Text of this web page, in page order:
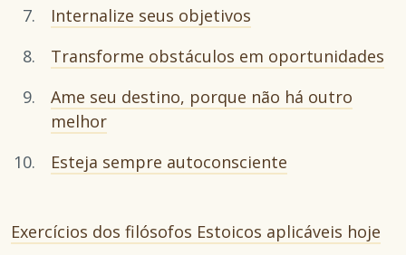
Internalize seus objetivos
Transforme obstáculos em oportunidades
Ame seu destino, porque não há outro
melhor
Esteja sempre autoconsciente
Exercícios dos filósofos Estoicos aplicáveis hoje